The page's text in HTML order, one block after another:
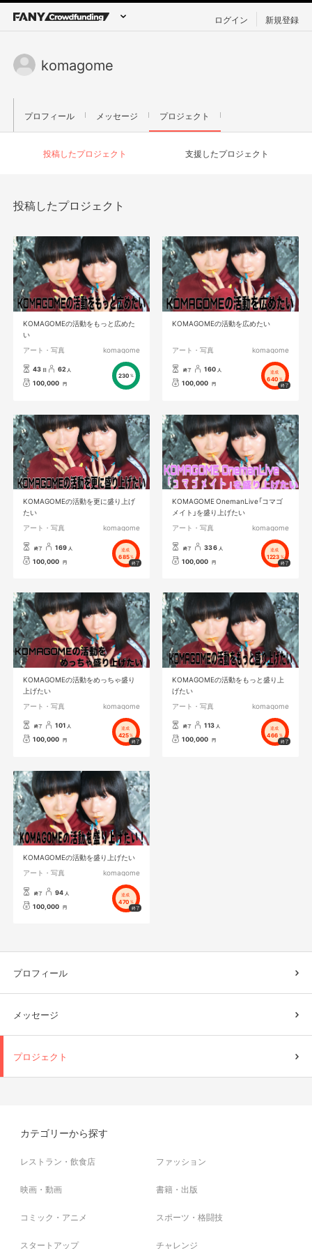
ログイン 新規登録
komagome
プロフィール メッセージ プロジェクト
投稿したプロジェクト 支援したプロジェクト
投稿したプロジェクト
KOMAGOMEの活動をもっと広めた
い
アート・写真
komagome
43 日 62 人
100,000 円
230 %
KOMAGOMEの活動を広めたい
アート・写真 komagome
終了 160 人
100,000 円
達成
640 %
KOMAGOMEの活動を更に盛り上げ
たい
アート・写真
komagome
終了 169 人
100,000 円
達成
685%
KOMAGOME OnemanLive「コマゴ
メイト」を盛り上げたい
アート・写真
komagome
終了 336 人
100,000 円
達成
1223 %
KOMAGOMEの活動をめっちゃ盛り
上げたい
アート・写真
komagome
終了 101 人
100,000 円
達成
425%
KOMAGOMEの活動をもっと盛り上
げたい
アート・写真
komagome
終了 113 人
100,000 円
達成
466 %
KOMAGOMEの活動を盛り上げたい
アート・写真
komagome
終了 94 人
100,000 円
達成
470 %
プロフィール
メッセージ
プロジェクト
カテゴリーから探す
レストラン・飲食店 ファッション
映画・動画 書籍・出版
コミック・アニメ スポーツ・格闘技
スタートアップ チャレンジ